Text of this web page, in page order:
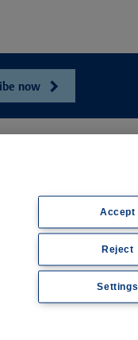
now
Kontakt
Web-Semniare
Anwenderberichte
Accept
Reject
Settings